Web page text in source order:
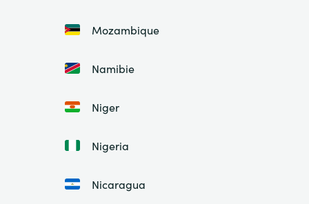
Mozambique
Namibie
Niger
Nigeria
Nicaragua